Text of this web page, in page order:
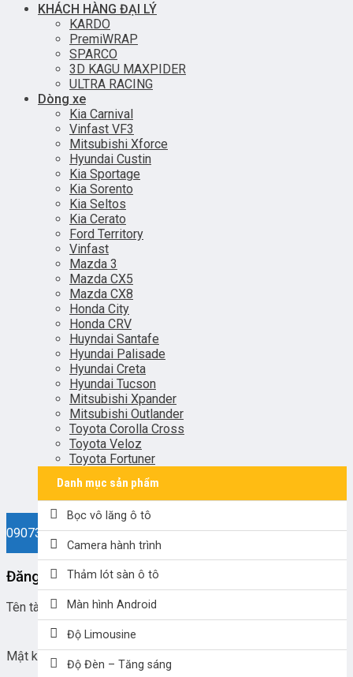
KHÁCH HÀNG ĐẠI LÝ
KARDO
PremiWRAP
SPARCO
3D KAGU MAXPIDER
ULTRA RACING
Dòng xe
Kia Carnival
Vinfast VF3
Mitsubishi Xforce
Hyundai Custin
Kia Sportage
Kia Sorento
Kia Seltos
Kia Cerato
Ford Territory
Vinfast
Mazda 3
Mazda CX5
Mazda CX8
Honda City
Honda CRV
Huyndai Santafe
Hyundai Palisade
Hyundai Creta
Hyundai Tucson
Mitsubishi Xpander
Mitsubishi Outlander
Toyota Corolla Cross
Toyota Veloz
Toyota Fortuner
Danh mục sản phẩm
Bọc vô lăng ô tô
Camera hành trình
Thảm lót sàn ô tô
Màn hình Android
Độ Limousine
Độ Đèn – Tăng sáng
0907330038
Đăng nhập
Tên tài khoản hoặc địa chỉ email
Mật khẩu